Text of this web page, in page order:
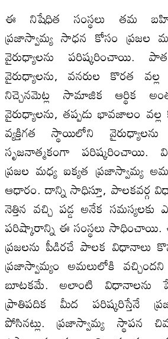
ఈ నిషేధిత సంస్థలు తమ
ప్రజాస్వామ్య సాధన కోసం ప్రజల
వైరుధ్యాలను పరిష్కరించాయి.
వైరుధ్యాలను, వనరుల కొరత వల్ల
నిచ్చెనమెట్ల సామాజిక ఆర్థిక
వైరుధ్యాలను, తప్పడు భావజాలం
వ్యక్తిగత స్థాయిలోని
సృజనాత్మకంగా పరిష్కరించాయి.
ప్రజల మధ్య ఐక్యత ప్రజాస్వామ్య
ఆధారం. దాన్ని సాధిస్తూ, పాలకవర్గ
నెత్తిన వచ్చి పడ్డ అనేక సమస్యలకు
పరిష్కారాన్ని ఈ సంస్థలు సాధించాయి.
ప్రజలను పీడిరచే పాలక విధానాలు
ప్రజాస్వామ్యం అమలులోకి
బూటకమే. అలాంటి విధానాలను
ప్రాతిపదిక మీద పరిష్కరిస్తేనే
పోసినట్లు. ప్రజాస్వామ్య స్థాపన